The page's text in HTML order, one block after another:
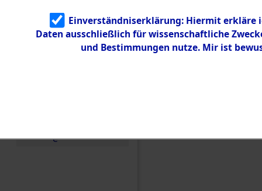
Identifizierun
g
5.3.3
Todesmärsch
e
Einverständniserklärung: Hiermit erkläre
Daten ausschließlich für wissenschaftliche
und Bestimmungen nutze. Mir ist